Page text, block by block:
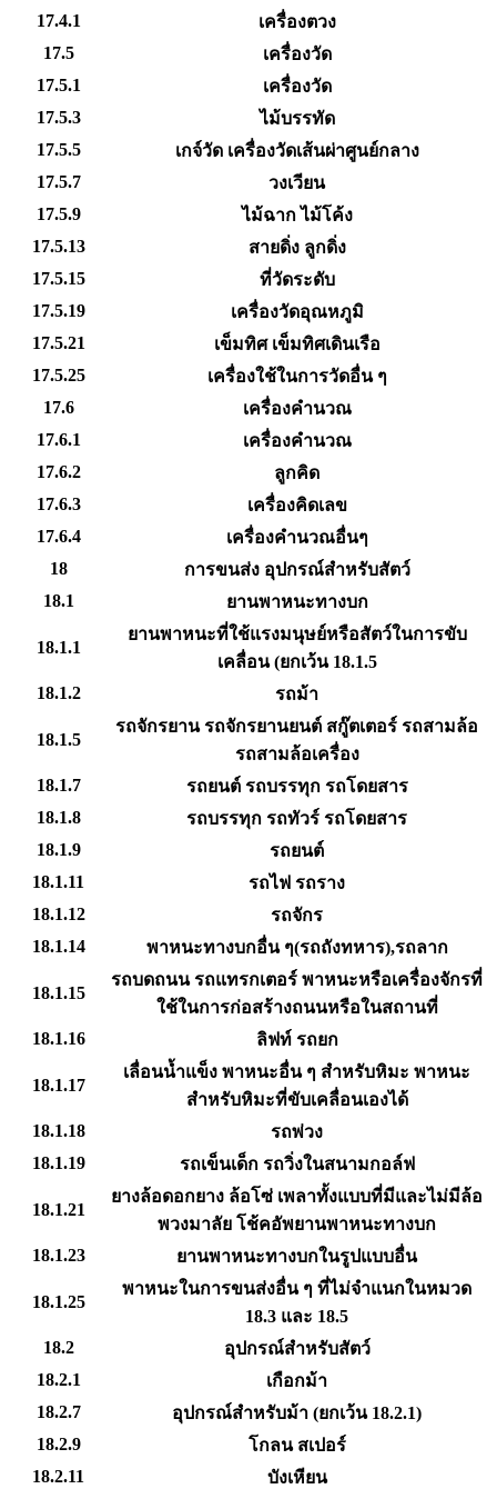
17.4.1
เครื่องตวง
17.5
เครื่องวัด
17.5.1
เครื่องวัด
17.5.3
ไม้บรรทัด
17.5.5
เกจ์วัด เครื่องวัดเส้นผ่าศูนย์กลาง
17.5.7
วงเวียน
17.5.9
ไม้ฉาก ไม้โค้ง
17.5.13
สายดิ่ง ลูกดิ่ง
17.5.15
ที่วัดระดับ
17.5.19
เครื่องวัดอุณหภูมิ
17.5.21
เข็มทิศ เข็มทิศเดินเรือ
17.5.25
เครื่องใช้ในการวัดอื่น ๆ
17.6
เครื่องคำนวณ
17.6.1
เครื่องคำนวณ
17.6.2
ลูกคิด
17.6.3
เครื่องคิดเลข
17.6.4
เครื่องคำนวณอื่นๆ
18
การขนส่ง อุปกรณ์สำหรับสัตว์
18.1
ยานพาหนะทางบก
18.1.1
ยานพาหนะที่ใช้แรงมนุษย์หรือสัตว์ในการขับ
เคลื่อน (ยกเว้น 18.1.5
18.1.2
รถม้า
18.1.5
รถจักรยาน รถจักรยานยนต์ สกู๊ตเตอร์ รถสามล้อ
รถสามล้อเครื่อง
18.1.7
รถยนต์ รถบรรทุก รถโดยสาร
18.1.8
รถบรรทุก รถทัวร์ รถโดยสาร
18.1.9
รถยนต์
18.1.11
รถไฟ รถราง
18.1.12
รถจักร
18.1.14
พาหนะทางบกอื่น ๆ(รถถังทหาร),รถลาก
18.1.15
รถบดถนน รถแทรกเตอร์ พาหนะหรือเครื่องจักรที่
ใช้ในการก่อสร้างถนนหรือในสถานที่
18.1.16
ลิฟท์ รถยก
18.1.17
เลื่อนน้ำแข็ง พาหนะอื่น ๆ สำหรับหิมะ พาหนะ
สำหรับหิมะที่ขับเคลื่อนเองได้
18.1.18
รถพ่วง
18.1.19
รถเข็นเด็ก รถวิ่งในสนามกอล์ฟ
18.1.21
ยางล้อดอกยาง ล้อโซ่ เพลาทั้งแบบที่มีและไม่มีล้อ
พวงมาลัย โช้คอัพยานพาหนะทางบก
18.1.23
ยานพาหนะทางบกในรูปแบบอื่น
18.1.25
พาหนะในการขนส่งอื่น ๆ ที่ไม่จำแนกในหมวด
18.3 และ 18.5
18.2
อุปกรณ์สำหรับสัตว์
18.2.1
เกือกม้า
18.2.7
อุปกรณ์สำหรับม้า (ยกเว้น 18.2.1)
18.2.9
โกลน สเปอร์
18.2.11
บังเหียน